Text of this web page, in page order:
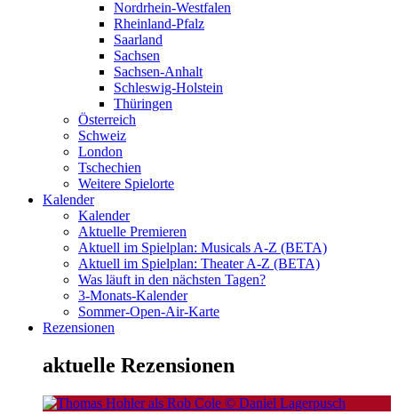
Nordrhein-Westfalen
Rheinland-Pfalz
Saarland
Sachsen
Sachsen-Anhalt
Schleswig-Holstein
Thüringen
Österreich
Schweiz
London
Tschechien
Weitere Spielorte
Kalender
Kalender
Aktuelle Premieren
Aktuell im Spielplan: Musicals A-Z (BETA)
Aktuell im Spielplan: Theater A-Z (BETA)
Was läuft in den nächsten Tagen?
3-Monats-Kalender
Sommer-Open-Air-Karte
Rezensionen
aktuelle Rezensionen